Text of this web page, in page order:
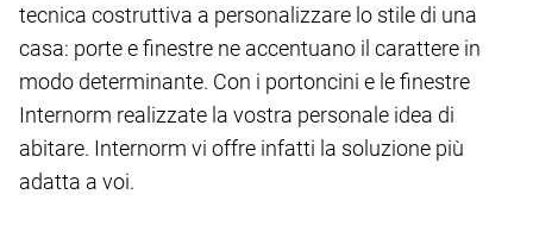
tecnica costruttiva a personalizzare lo stile di una
casa: porte e finestre ne accentuano il carattere in
modo determinante. Con i portoncini e le finestre
Internorm realizzate la vostra personale idea di
abitare. Internorm vi offre infatti la soluzione più
adatta a voi.